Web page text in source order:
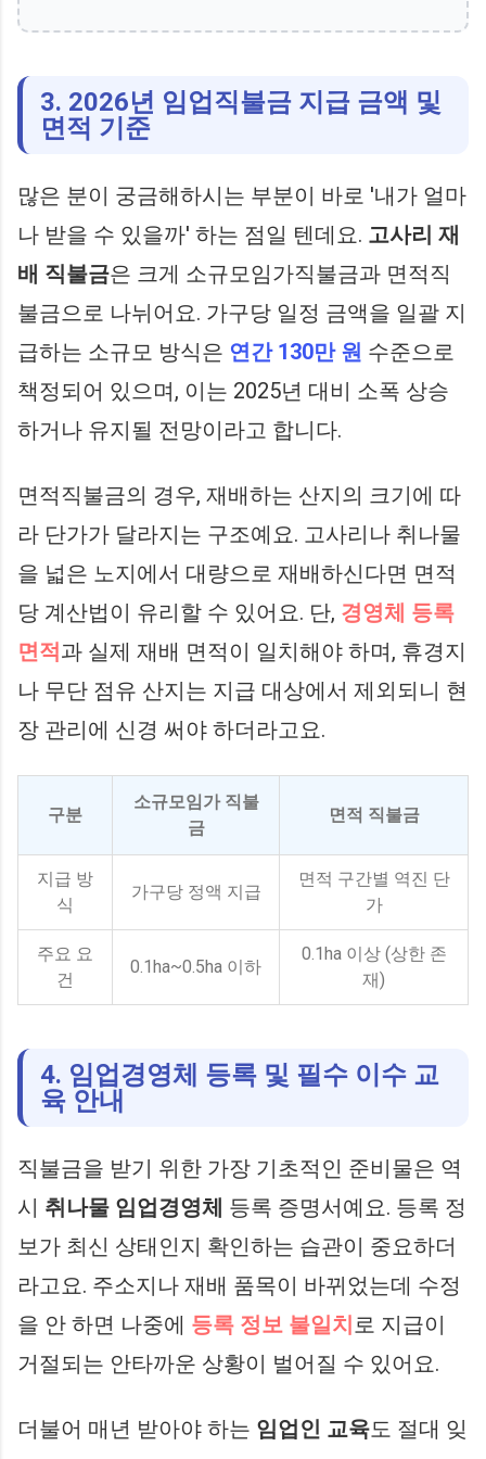
3. 2026년 임업직불금 지급 금액 및
면적 기준
많은 분이 궁금해하시는 부분이 바로 '내가 얼마
나 받을 수 있을까' 하는 점일 텐데요. 고사리 재
배 직불금은 크게 소규모임가직불금과 면적직
불금으로 나뉘어요. 가구당 일정 금액을 일괄 지
급하는 소규모 방식은 연간 130만 원 수준으로
책정되어 있으며, 이는 2025년 대비 소폭 상승
하거나 유지될 전망이라고 합니다.
면적직불금의 경우, 재배하는 산지의 크기에 따
라 단가가 달라지는 구조예요. 고사리나 취나물
을 넓은 노지에서 대량으로 재배하신다면 면적
당 계산법이 유리할 수 있어요. 단, 경영체 등록
면적과 실제 재배 면적이 일치해야 하며, 휴경지
나 무단 점유 산지는 지급 대상에서 제외되니 현
장 관리에 신경 써야 하더라고요.
구분
소규모임가 직불
금
면적 직불금
지급 방
식
가구당 정액 지급
면적 구간별 역진 단
가
주요 요
건
0.1ha~0.5ha 이하
0.1ha 이상 (상한 존
재)
4. 임업경영체 등록 및 필수 이수 교
육 안내
직불금을 받기 위한 가장 기초적인 준비물은 역
시 취나물 임업경영체 등록 증명서예요. 등록 정
보가 최신 상태인지 확인하는 습관이 중요하더
라고요. 주소지나 재배 품목이 바뀌었는데 수정
을 안 하면 나중에 등록 정보 불일치 로 지급이
거절되는 안타까운 상황이 벌어질 수 있어요.
더불어 매년 받아야 하는 임업인 교육도 절대 잊